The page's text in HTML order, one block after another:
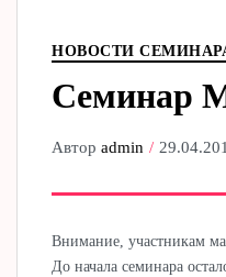
НОВОСТИ
Семинар
Авторadmin
Внимание, участникам
До начала семинара